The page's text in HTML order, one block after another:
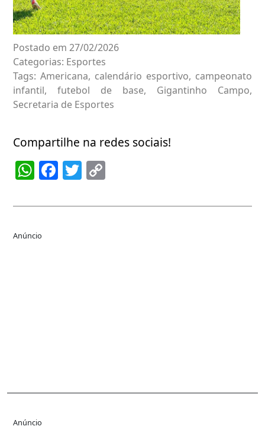
Postado em 27/02/2026
Categorias: Esportes
Tags: Americana, calendário esportivo, campeonato
infantil, futebol de base, Gigantinho Campo,
Secretaria de Esportes
Compartilhe na redes sociais!
WhatsApp
Facebook
Twitter
Anúncio
Anúncio